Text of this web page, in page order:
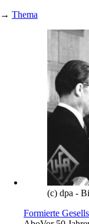
→ Thema
(c) dpa -
Formierte